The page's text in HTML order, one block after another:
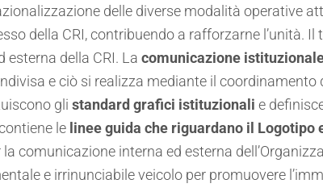
delle diverse modalità operative
della CRI,contribuendo a rafforzarne l’unità. Il
esterna della CRI. La comunicazione
e ciò si realizza mediante il coordinamento
gli standard grafici istituzionali e
le linee guida che riguardano il
comunicazione interna ed esterna
e irrinunciabile veicolo per promuovere